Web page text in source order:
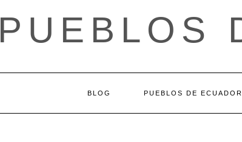
PUEBLOS
BLOG PUEBLOS DE ECUADOR